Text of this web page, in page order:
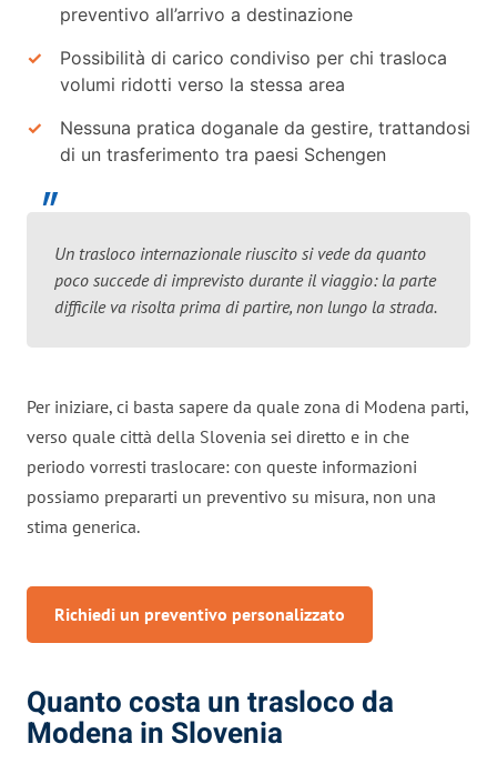
preventivo all’arrivo a destinazione
Possibilità di carico condiviso per chi trasloca
volumi ridotti verso la stessa area
Nessuna pratica doganale da gestire, trattandosi
di un trasferimento tra paesi Schengen
Un trasloco internazionale riuscito si vede da quanto
poco succede di imprevisto durante il viaggio: la parte
difficile va risolta prima di partire, non lungo la strada.
Per iniziare, ci basta sapere da quale zona di Modena parti,
verso quale città della Slovenia sei diretto e in che
periodo vorresti traslocare: con queste informazioni
possiamo prepararti un preventivo su misura, non una
stima generica.
Richiedi un preventivo personalizzato
Quanto costa un trasloco da
Modena in Slovenia